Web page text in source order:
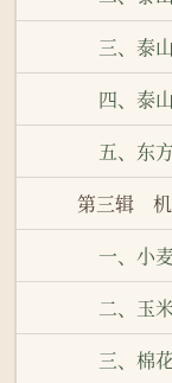
三、泰
四、泰
五、东
第三辑 机
一、小
二、玉
三、棉